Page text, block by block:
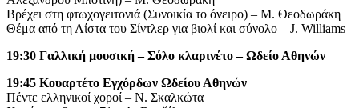
Βρέχει στη φτωχογειτονιά (Συνοικία το όνειρο) – Μ. Θεοδωράκη
Θέμα από τη Λίστα του Σίντλερ για βιολί και σύνολο – J. Williams
19:30 Γαλλική μουσική – Σόλο κλαρινέτο – Ωδείο Αθηνών
19:45 Κουαρτέτο Εγχόρδων Ωδείου Αθηνών
Πέντε ελληνικοί χοροί – Ν. Σκαλκώτα